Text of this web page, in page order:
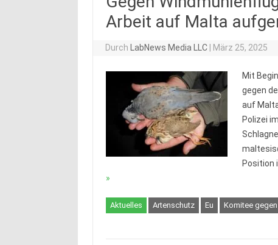
Arbeit auf Malta
Durch LabNews Media LLC März 25, 2025
Mit
gegen
auf
Polizei
Position
»
Aktuelles Artenschutz Eu Komitee